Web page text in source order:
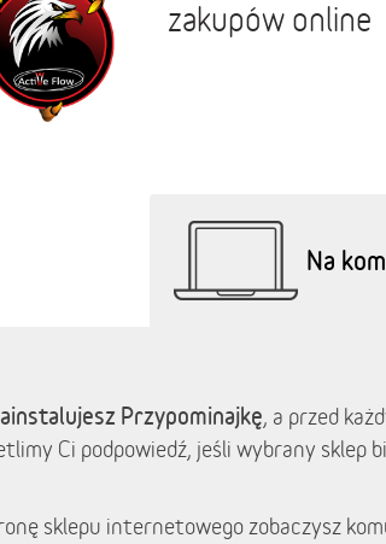
zakupów online
Na
Przypominajkę, a przed
Ci podpowiedź, jeśli wybrany sklep
sklepu internetowego zobaczysz